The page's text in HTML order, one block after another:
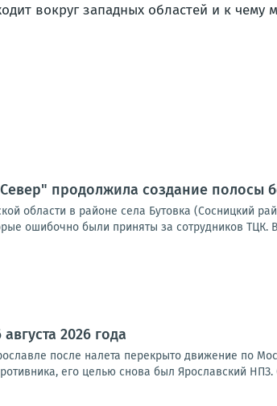
вокруг западных областей и к
продолжила создание полосы
области в районе села Бутовка (Сосницкий
ошибочно были приняты за сотрудников ТЦК.
2026 года
после налета перекрыто движение по
его целью снова был Ярославский